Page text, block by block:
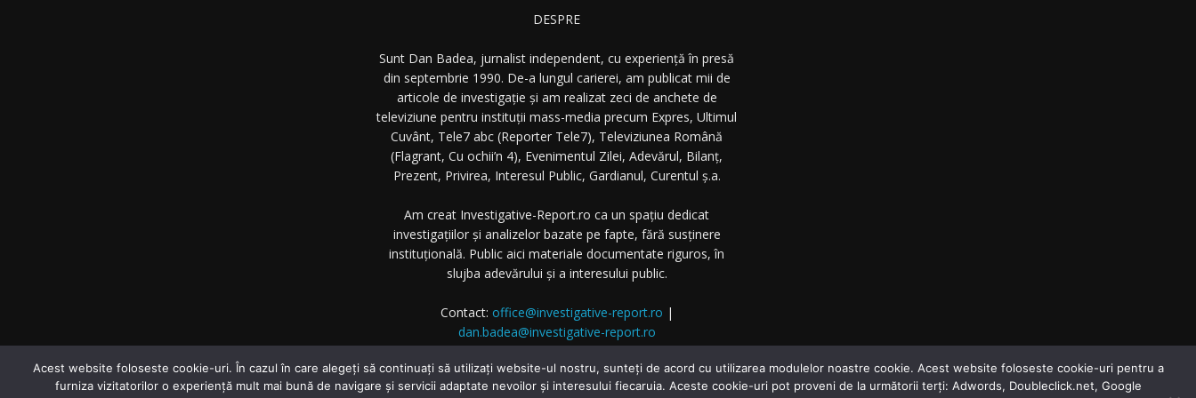
DESPRE
Sunt Dan Badea, jurnalist independent, cu experiență în presă
din septembrie 1990. De-a lungul carierei, am publicat mii de
articole de investigație și am realizat zeci de anchete de
televiziune pentru instituții mass-media precum Expres, Ultimul
Cuvânt, Tele7 abc (Reporter Tele7), Televiziunea Română
(Flagrant, Cu ochii’n 4), Evenimentul Zilei, Adevărul, Bilanț,
Prezent, Privirea, Interesul Public, Gardianul, Curentul ș.a.
Am creat Investigative-Report.ro ca un spațiu dedicat
investigațiilor și analizelor bazate pe fapte, fără susținere
instituțională. Public aici materiale documentate riguros, în
slujba adevărului și a interesului public.
Contact: office@investigative-report.ro |
dan.badea@investigative-report.ro
© 2025 Investigative-Report.ro. Toate drepturile rezervate.
Acest website foloseste cookie-uri. În cazul în care alegeți să continuați să utilizați website-ul nostru, sunteți de acord cu utilizarea modulelor noastre cookie. Acest website foloseste cookie-uri pentru a
furniza vizitatorilor o experiență mult mai bună de navigare și servicii adaptate nevoilor și interesului fiecaruia. Aceste cookie-uri pot proveni de la următorii terți: Adwords, Doubleclick.net, Google